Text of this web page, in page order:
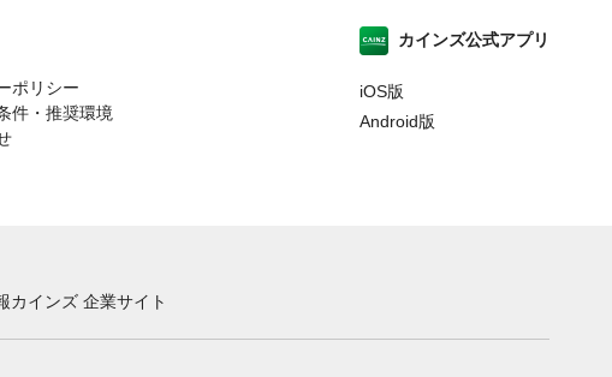
ポリシー
件・推奨環境
カインズ公式アプリ
iOS版
Android版
カインズ 企業サイト